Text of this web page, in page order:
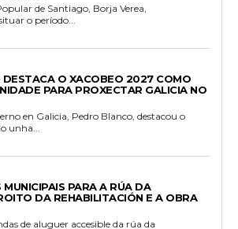
de Santiago, Borja Verea,
o período...
DESTACA O XACOBEO 2027 COMO
PARA PROXECTAR GALICIA NO
en Galicia, Pedro Blanco, destacou o
unha...
PARA A RÚA DA
DA REHABILITACIÓN E A OBRA
de aluguer accesible da rúa da